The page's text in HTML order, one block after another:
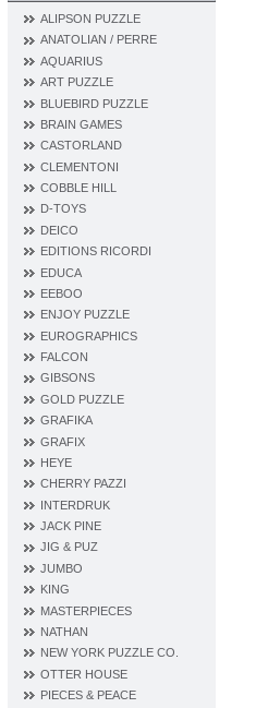
ALIPSON PUZZLE
ANATOLIAN / PERRE
AQUARIUS
ART PUZZLE
BLUEBIRD PUZZLE
BRAIN GAMES
CASTORLAND
CLEMENTONI
COBBLE HILL
D‐TOYS
DEICO
EDITIONS RICORDI
EDUCA
EEBOO
ENJOY PUZZLE
EUROGRAPHICS
FALCON
GIBSONS
GOLD PUZZLE
GRAFIKA
GRAFIX
HEYE
CHERRY PAZZI
INTERDRUK
JACK PINE
JIG & PUZ
JUMBO
KING
MASTERPIECES
NATHAN
NEW YORK PUZZLE CO.
OTTER HOUSE
PIECES & PEACE